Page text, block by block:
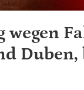
wegen
Duben,